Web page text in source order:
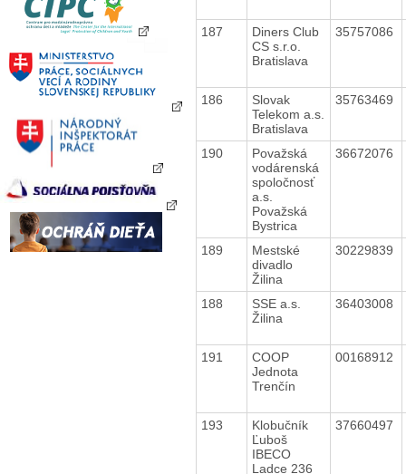
187
Diners Club
CS s.r.o.
Bratislava
35757086
186
Slovak
Telekom a.s.
Bratislava
35763469
190
Považská
vodárenská
spoločnosť
a.s.
Považská
Bystrica
36672076
189
Mestské
divadlo
Žilina
30229839
188
SSE a.s.
Žilina
36403008
191
COOP
Jednota
Trenčín
00168912
193
Klobučník
Ľuboš
IBECO
Ladce 236
37660497